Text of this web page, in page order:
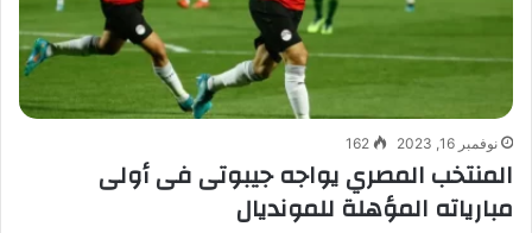
نوفمبر 16, 2023 162
المنتخب المصري يواجه جيبوتى فى أولى
مبارياته المؤهلة للمونديال